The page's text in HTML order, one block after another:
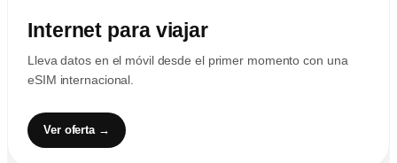
Internet para viajar
Lleva datos en el móvil desde el primer momento con una
eSIM internacional.
Ver oferta →